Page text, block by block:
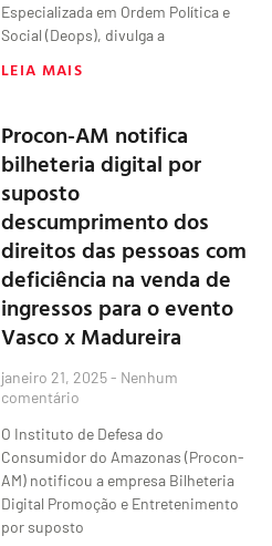
Especializada em Ordem Política e
Social (Deops), divulga a
LEIA MAIS
Procon-AM notifica
bilheteria digital por
suposto
descumprimento dos
direitos das pessoas com
deficiência na venda de
ingressos para o evento
Vasco x Madureira
janeiro 21, 2025 Nenhum
comentário
O Instituto de Defesa do
Consumidor do Amazonas (Procon-
AM) notificou a empresa Bilheteria
Digital Promoção e Entretenimento
por suposto